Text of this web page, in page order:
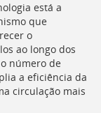
está a
que
o
ao longo dos
número de
a eficiência da
circulação mais